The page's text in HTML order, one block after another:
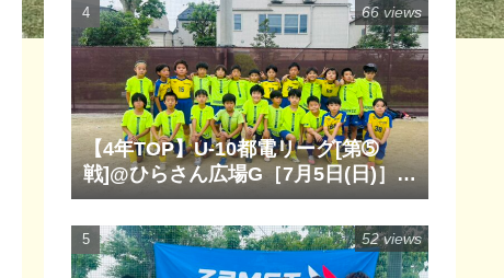
ッチレポート』『試合動画』
【4年TOP】U-10都電リーグ[第➄
戦]@ひらさん広場G［7月5日(日)］
『試合結果』『マッチレポート』
『試合動画』
66 views
52 views